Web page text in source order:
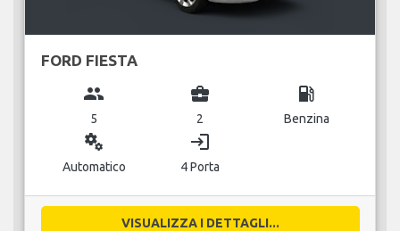
FORD FIESTA
group
5
business_center
2
local_gas_station
Benzina
miscellaneous_services
Automatico
login
4 Porta
VISUALIZZA I DETTAGLI...